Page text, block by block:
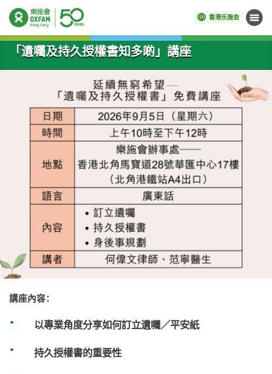
香港乐施会 菜单
开始主要内容
「遺囑及持久授權書知多啲」講座
講座內容：
以專業角度分享如何訂立遺囑／平安紙
持久授權書的重要性